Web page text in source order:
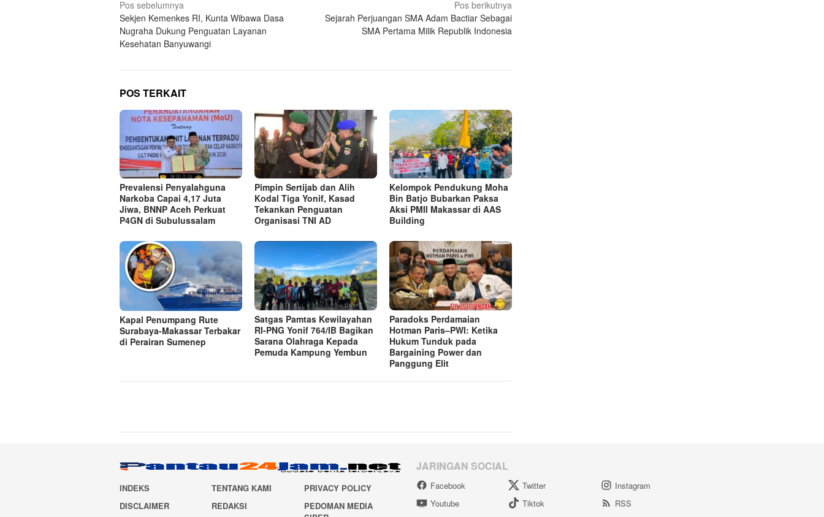
Navigasi
pos
Pos sebelumnya
Sekjen Kemenkes RI, Kunta Wibawa Dasa
Nugraha Dukung Penguatan Layanan
Kesehatan Banyuwangi
Pos berikutnya
Sejarah Perjuangan SMA Adam Bactiar Sebagai
SMA Pertama Milik Republik Indonesia
POS TERKAIT
Prevalensi Penyalahguna
Narkoba Capai 4,17 Juta
Jiwa, BNNP Aceh Perkuat
P4GN di Subulussalam
Pimpin Sertijab dan Alih
Kodal Tiga Yonif, Kasad
Tekankan Penguatan
Organisasi TNI AD
Kelompok Pendukung Moha
Bin Batjo Bubarkan Paksa
Aksi PMII Makassar di AAS
Building
Kapal Penumpang Rute
Surabaya-Makassar Terbakar
di Perairan Sumenep
Satgas Pamtas Kewilayahan
RI-PNG Yonif 764/IB Bagikan
Sarana Olahraga Kepada
Pemuda Kampung Yembun
Paradoks Perdamaian
Hotman Paris–PWI: Ketika
Hukum Tunduk pada
Bargaining Power dan
Panggung Elit
INDEKS TENTANG KAMI
PRIVACY POLICY
DISCLAIMER
REDAKSI
PEDOMAN MEDIA
JARINGAN SOCIAL
Facebook Twitter
Instagram
Youtube
Tiktok RSS